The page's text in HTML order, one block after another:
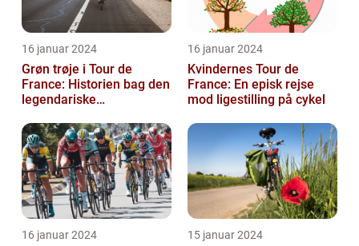
16 januar 2024
Grøn trøje i Tour de
France: Historien bag den
legendariske
16 januar 2024
Kvindernes Tour de
France: En episk rejse
mod ligestilling på cykel
16 januar 2024 15 januar 2024